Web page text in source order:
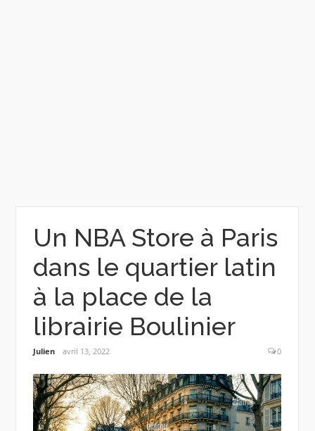
Un NBA Store à Paris
dans le quartier latin
à la place de la
librairie Boulinier
Julien avril 13, 2022 0